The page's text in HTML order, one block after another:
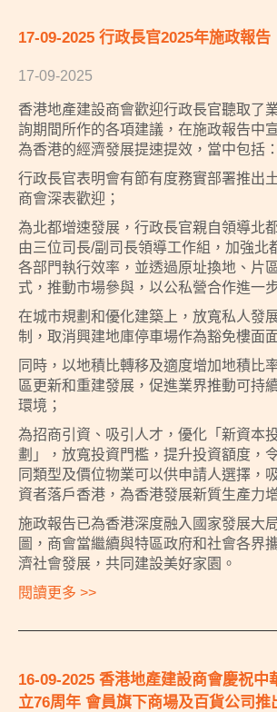
17-09-2025 行政長官2025年施政報告
17-09-2025
香港地產建設商會歡迎行政長官聽取了
詢期間所作的各項建議，在施政報告中
為香港的經濟發展提速提效，當中包括：
行政長官表明會有節有度務實部署推出
商會深表歡迎；
為北都增速發展，行政長官親自領導北
由三位司長/副司長領導工作組，加強北
各部門執行效率，並透過原址換地、片
式，推動市場參與，以公私營合作進一
在城市規劃和優化建築上，放寬私人發
制，取消興建地庫停車場作為豁免樓面
同時，以地積比轉移及適度增加地積比
區更新和重建發展，促進業界推動可持
環境；
為招商引資、吸引人才，優化「新資本
劃」，放寬投資門檻，提升投資額度，
同類型及價位物業可以供申請人選擇，
資者落戶香港，為香港發展新質生產力
施政報告已為香港深度融入國家發展大
圖，商會當繼續與特區政府和社會各界
濟社會發展，共同建設美好家園。
閱讀更多 >>
16-09-2025 香港地產建設商會慶祝中
立76周年 會員旗下商場及百貨公司推